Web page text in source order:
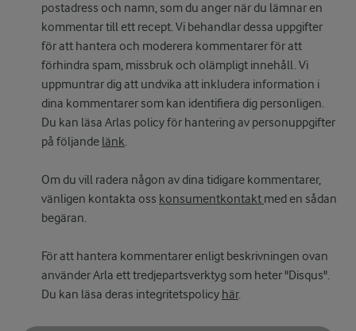
postadress och namn, som du anger när du lämnar en
kommentar till ett recept. Vi behandlar dessa uppgifter
för att hantera och moderera kommentarer för att
förhindra spam, missbruk och olämpligt innehåll. Vi
uppmuntrar dig att undvika att inkludera information i
dina kommentarer som kan identifiera dig personligen.
Du kan läsa Arlas policy för hantering av personuppgifter
på följande länk.
Om du vill radera någon av dina tidigare kommentarer,
vänligen kontakta oss konsumentkontakt med en sådan
begäran.
För att hantera kommentarer enligt beskrivningen ovan
använder Arla ett tredjepartsverktyg som heter "Disqus".
Du kan läsa deras integritetspolicy här.